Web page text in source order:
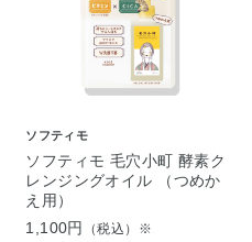
ソフティモ
ソフティモ 毛穴小町 酵素ク
レンジングオイル （つめか
え用）
1,100円
（税込）※